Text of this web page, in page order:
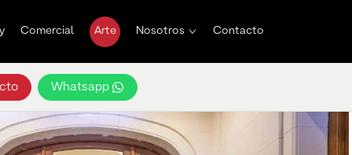
Comercial Arte Nosotros Contacto
Whatsapp